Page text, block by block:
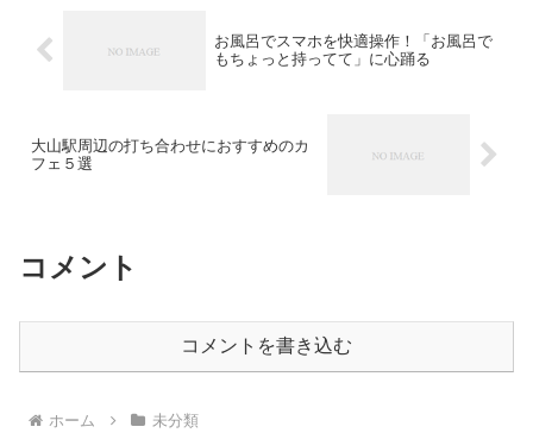
お風呂でスマホを快適操作！「お風呂で
もちょっと持ってて」に心踊る
大山駅周辺の打ち合わせにおすすめのカ
フェ５選
コメント
コメントを書き込む
ホーム 未分類